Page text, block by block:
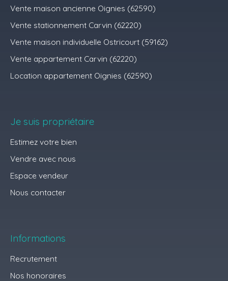
Vente maison ancienne Oignies (62590)
Vente stationnement Carvin (62220)
Vente maison individuelle Ostricourt (59162)
Vente appartement Carvin (62220)
Location appartement Oignies (62590)
Je suis propriétaire
Estimez votre bien
Vendre avec nous
Espace vendeur
Nous contacter
Informations
Recrutement
Nos honoraires